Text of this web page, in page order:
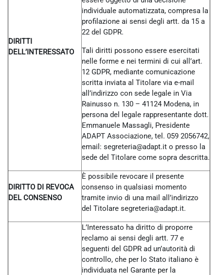
DIRITTI
DELL’INTERESSATO
individuale automatizzata, compresa la
profilazione ai sensi degli artt. da 15 a
22 del GDPR.
Tali diritti possono essere esercitati
nelle forme e nei termini di cui all’art.
12 GDPR, mediante comunicazione
scritta inviata al Titolare via e-mail
all’indirizzo con sede legale in Via
Rainusso n. 130 – 41124 Modena, in
persona del legale rappresentante dott.
Emmanuele Massagli, Presidente
ADAPT Associazione, tel. 059 2056742,
email: segreteria@adapt.it o presso la
sede del Titolare come sopra descritta.
DIRITTO DI REVOCA
DEL CONSENSO
È possibile revocare il presente
consenso in qualsiasi momento
tramite invio di una mail all’indirizzo
del Titolare segreteria@adapt.it.
L’Interessato ha diritto di proporre
reclamo ai sensi degli artt. 77 e
seguenti del GDPR ad un’autorità di
controllo, che per lo Stato italiano è
individuata nel Garante per la